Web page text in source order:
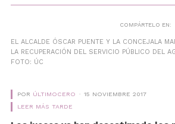
COMPÁRTELO EN:
EL ALCALDE ÓSCAR PUENTE Y LA CONCEJALA
LA RECUPERACIÓN DEL SERVICIO PÚBLICO DEL
FOTO: ÚC
POR ÚLTIMOCERO
15 NOVIEMBRE 2017
LEER MÁS TARDE